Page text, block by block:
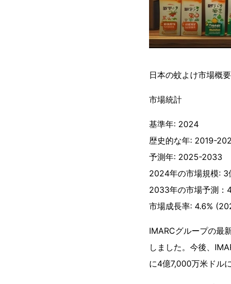
日本の蚊よけ市場概要
市場統計
基準年: 2024
歴史的な年: 2019-
予測年: 2025-2033
2024年の市場規模: 3
2033年の市場予測：
市場成長率: 4.6%
IMARCグループの最
しました。今後、
に4億7,000万米ドル